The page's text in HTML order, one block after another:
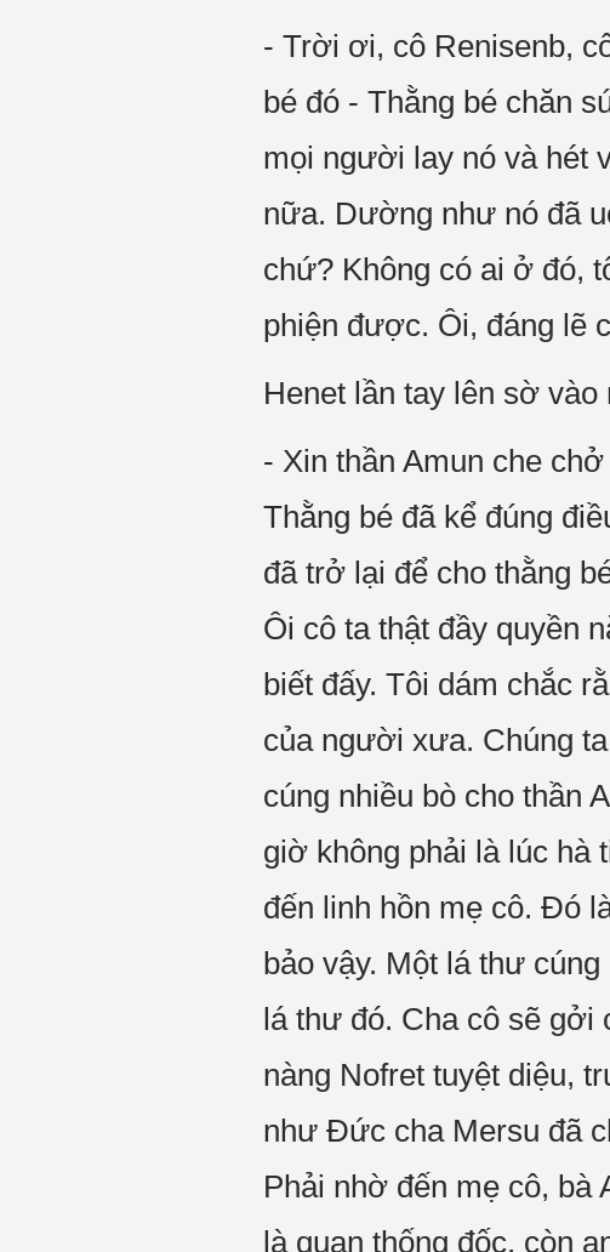
- Trời ơi, cô Renisenb,
bé đó - Thằng bé chăn
mọi người lay nó và hét
nữa. Dường như nó đã
chứ? Không có ai ở đó,
phiện được. Ôi, đáng lẽ
Henet lần tay lên sờ
- Xin thần Amun che
Thằng bé đã kể đúng
đã trở lại để cho thằng
Ôi cô ta thật đầy quyền
biết đấy. Tôi dám chắc
của người xưa. Chúng
cúng nhiều bò cho thần
giờ không phải là lúc hà
đến linh hồn mẹ cô. Đó
bảo vậy. Một lá thư
lá thư đó. Cha cô sẽ gởi
nàng Nofret tuyệt diệu,
như Đức cha Mersu đã
Phải nhờ đến mẹ cô, bà
là quan thống đốc, còn